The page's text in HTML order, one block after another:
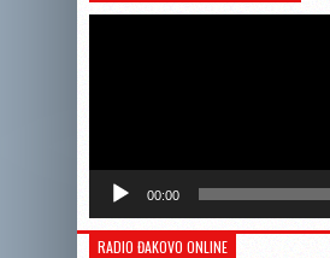
00:00
RADIO ĐAKOVO ONLINE